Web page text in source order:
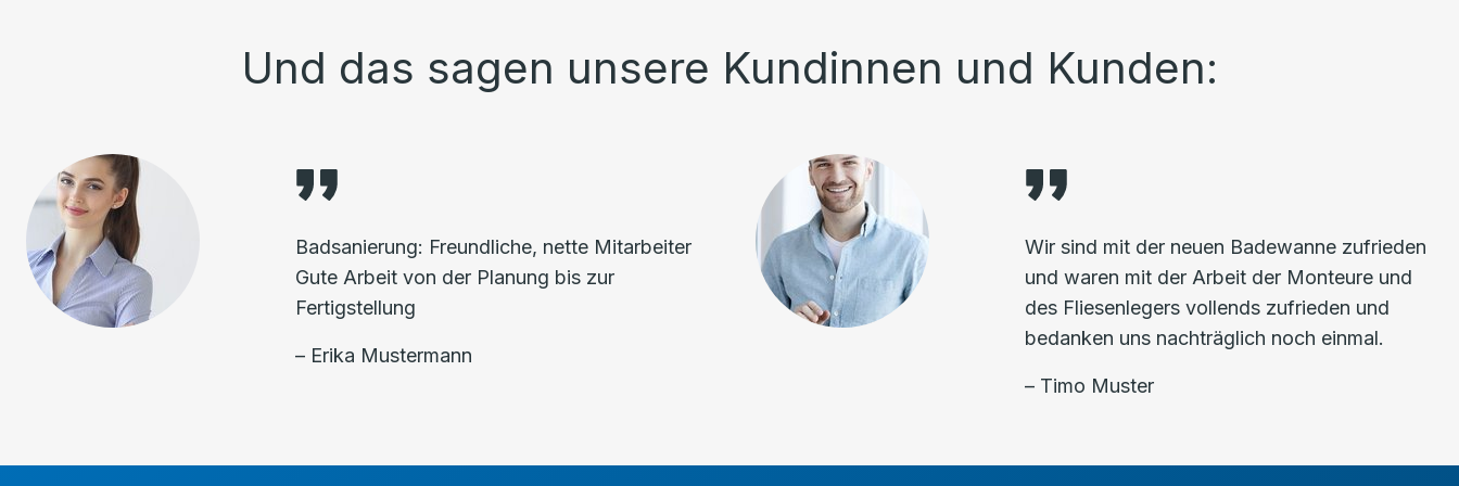
Und das sagen unsere Kundinnen und Kunden:
Badsanierung: Freundliche, nette Mitarbeiter
Gute Arbeit von der Planung bis zur
Fertigstellung
– Erika Mustermann
Wir sind mit der neuen Badewanne zufrieden
und waren mit der Arbeit der Monteure und
des Fliesenlegers vollends zufrieden und
bedanken uns nachträglich noch einmal.
– Timo Muster